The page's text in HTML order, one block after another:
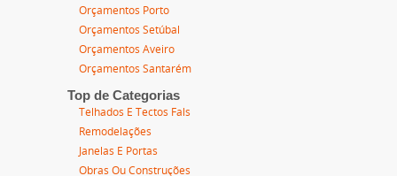
Orçamentos Porto
Orçamentos Setúbal
Orçamentos Aveiro
Orçamentos Santarém
Top de Categorias
Telhados E Tectos Fals
Remodelações
Janelas E Portas
Obras Ou Construções